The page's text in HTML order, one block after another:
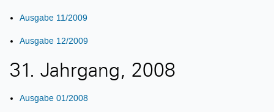
Ausgabe 11/2009
Ausgabe 12/2009
31. Jahrgang, 2008
Ausgabe 01/2008